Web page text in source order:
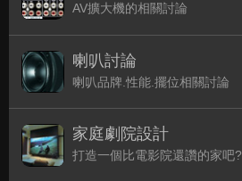
AV擴大機的相關討論
喇叭討論
喇叭品牌.性能.擺位相關討論
家庭劇院設計
打造一個比電影院還讚的家吧?